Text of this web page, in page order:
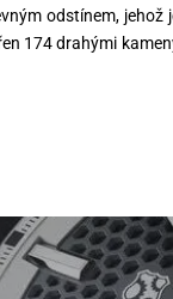
odstínem,
174 drahými